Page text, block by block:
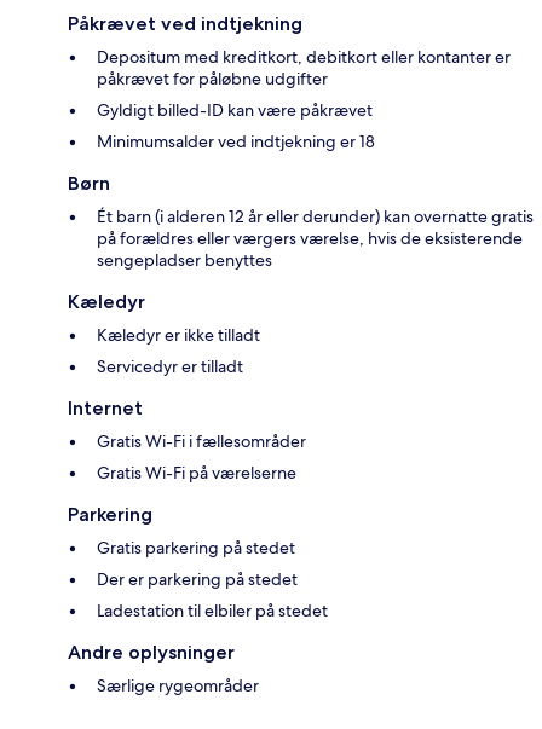
Påkrævet ved indtjekning
Depositum med kreditkort, debitkort eller kontanter er
påkrævet for påløbne udgifter
Gyldigt billed-ID kan være påkrævet
Minimumsalder ved indtjekning er 18
Børn
Ét barn (i alderen 12 år eller derunder) kan overnatte gratis
på forældres eller værgers værelse, hvis de eksisterende
sengepladser benyttes
Kæledyr
Kæledyr er ikke tilladt
Servicedyr er tilladt
Internet
Gratis Wi-Fi i fællesområder
Gratis Wi-Fi på værelserne
Parkering
Gratis parkering på stedet
Der er parkering på stedet
Ladestation til elbiler på stedet
Andre oplysninger
Særlige rygeområder